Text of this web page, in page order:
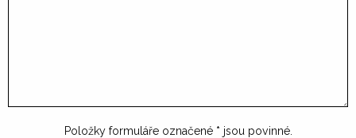
Položky formuláře označené * jsou povinné.